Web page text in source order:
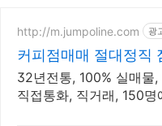
http://m.jumpoline.com 광
커피점매매 절대정직
직거래 & 안전중개거
32년전통, 100% 실매물,
직접통화, 직거래, 150명